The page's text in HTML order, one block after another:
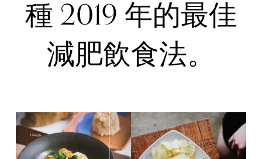
種 2019 年的最佳
減肥飲食法。